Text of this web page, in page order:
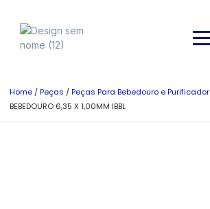
Home /Peças /Peças Para Bebedouro e Purificador
BEBEDOURO 6,35 X 1,00MM IBBL